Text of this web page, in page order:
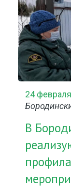
24 февраля
В